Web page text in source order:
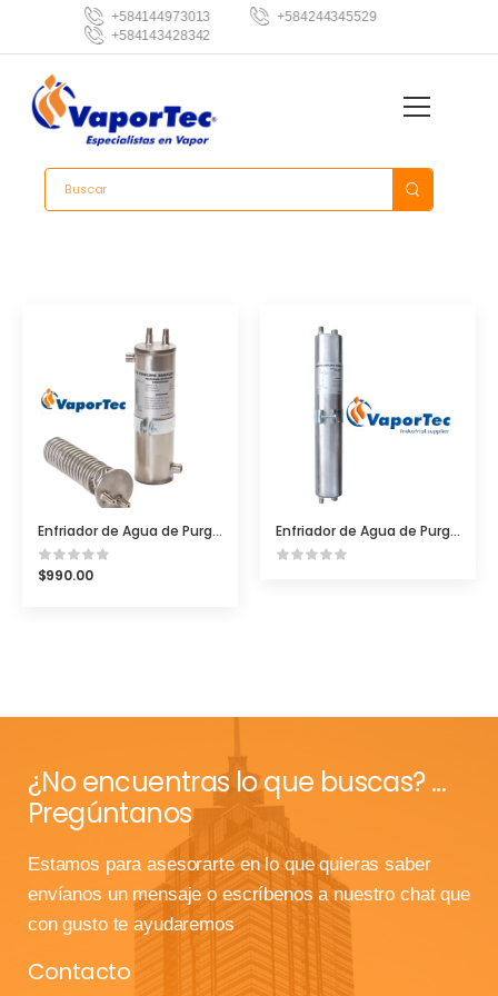
+584144973013
+584244345529
+584143428342
Enfriador de Agua de Purga VFC-1SC Sample Cooler
$990.00
Enfriador de Agua de Purga VFC-5C2 Sample Cooler
¿No encuentras lo que buscas? ...
Pregúntanos
Estamos para asesorarte en lo que quieras saber
envíanos un mensaje o escríbenos a nuestro chat que
con gusto te ayudaremos
Contacto